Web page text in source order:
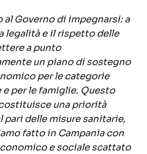
al Governo di impegnarsi: a
legalità e il rispetto delle
a punto
un piano di sostegno
per le categorie
per le famiglie. Questo
una priorità
pari delle misure sanitarie,
fatto in Campania con
e sociale scattato